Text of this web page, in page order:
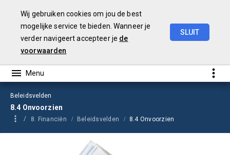
Wij gebruiken cookies om jou de best
mogelijke service te bieden. Wanneer je
verder navigeert accepteer je de
voorwaarden
SLUIT
Beleidsvelden
8.4 Onvoorzien
8. Financiën Beleidsvelden 8.4 Onvoorzien